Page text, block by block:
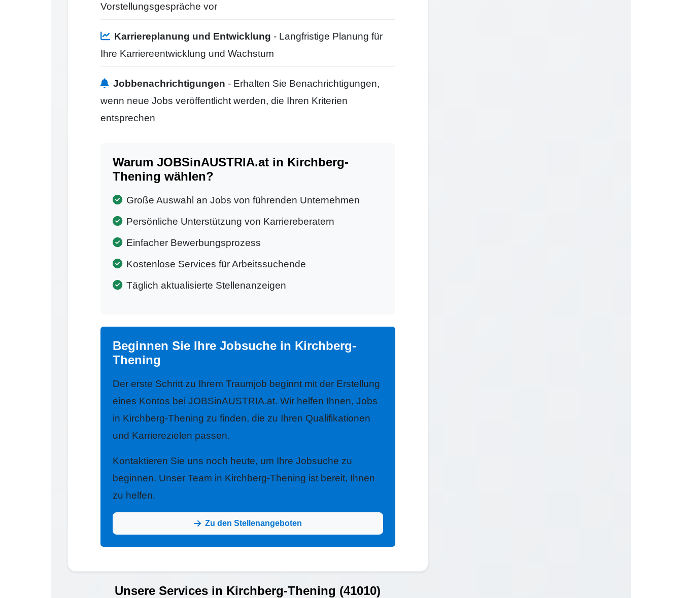
Vorstellungsgespräche vor
Karriereplanung und Entwicklung - Langfristige Planung für
Ihre Karriereentwicklung und Wachstum
Jobbenachrichtigungen - Erhalten Sie Benachrichtigungen,
wenn neue Jobs veröffentlicht werden, die Ihren Kriterien
entsprechen
Warum JOBSinAUSTRIA.at in Kirchberg-
Thening wählen?
Große Auswahl an Jobs von führenden Unternehmen
Persönliche Unterstützung von Karriereberatern
Einfacher Bewerbungsprozess
Kostenlose Services für Arbeitssuchende
Täglich aktualisierte Stellenanzeigen
Beginnen Sie Ihre Jobsuche in Kirchberg-
Thening
Der erste Schritt zu Ihrem Traumjob beginnt mit der Erstellung
eines Kontos bei JOBSinAUSTRIA.at. Wir helfen Ihnen, Jobs
in Kirchberg-Thening zu finden, die zu Ihren Qualifikationen
und Karrierezielen passen.
Kontaktieren Sie uns noch heute, um Ihre Jobsuche zu
beginnen. Unser Team in Kirchberg-Thening ist bereit, Ihnen
zu helfen.
Zu den Stellenangeboten
Unsere Services in Kirchberg-Thening (41010)